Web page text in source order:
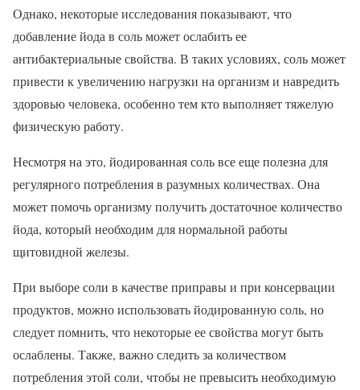
Однако, некоторые исследования показывают, что
добавление йода в соль может ослабить ее
антибактериальные свойства. В таких условиях, соль может
привести к увеличению нагрузки на организм и навредить
здоровью человека, особенно тем кто выполняет тяжелую
физическую работу.
Несмотря на это, йодированная соль все еще полезна для
регулярного потребления в разумных количествах. Она
может помочь организму получить достаточное количество
йода, который необходим для нормальной работы
щитовидной железы.
При выборе соли в качестве приправы и при консервации
продуктов, можно использовать йодированную соль, но
следует помнить, что некоторые ее свойства могут быть
ослаблены. Также, важно следить за количеством
потребления этой соли, чтобы не превысить необходимую